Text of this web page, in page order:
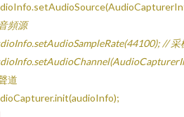
頻源
// 采
道